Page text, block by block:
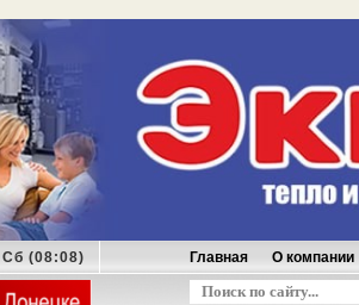
Сб (08:08) Главная
О компании
Оформить заказ